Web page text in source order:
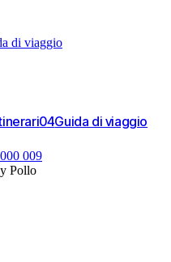
di viaggio
04Guida di viaggio
009
Pollo